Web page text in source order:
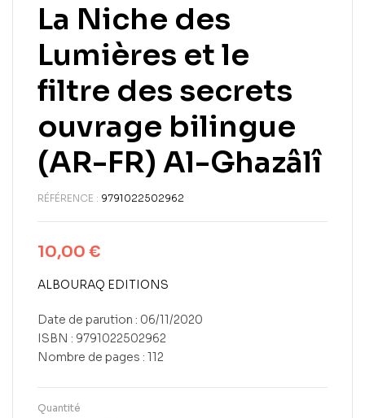
La Niche des
Lumières et le
filtre des secrets
ouvrage bilingue
(AR-FR) Al-Ghazâlî
RÉFÉRENCE : 9791022502962
10,00 €
ALBOURAQ EDITIONS
Date de parution : 06/11/2020
ISBN : 9791022502962
Nombre de pages : 112
Quantité